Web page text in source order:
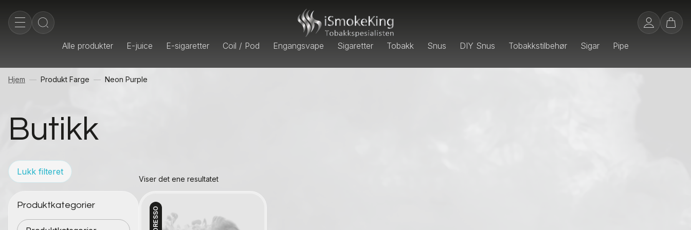
Alle produkter E-juice E-sigaretter Coil / Pod Engangsvape Sigaretter Tobakk Snus DIY Snus Tobakkstilbehør Sigar Pipe
Hjem Produkt Farge Neon Purple
Butikk
Lukk filteret
Produktkategorier
Viser det ene resultatet